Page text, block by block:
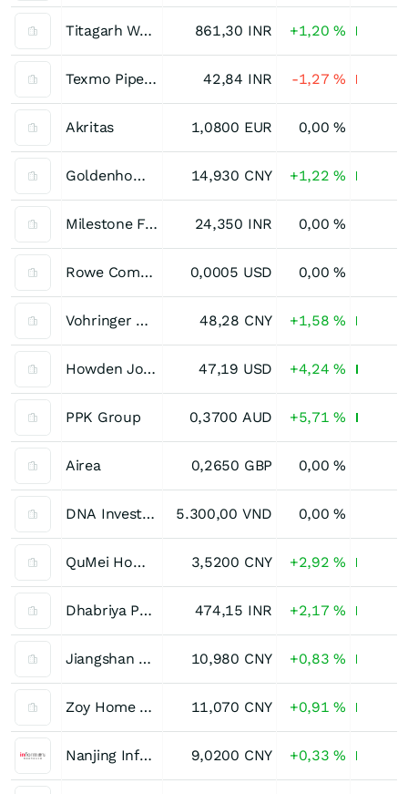
Titagarh Wagons 861,30 INR +1,20%
Texmo Pipes & Products 42,84 INR -1,27%
Akritas 1,0800 EUR 0,00%
Goldenhome Living Ltd. Registered (A) 14,930 CNY +1,22%
Milestone Furniture 24,350 INR 0,00%
Rowe Companies 0,0005 USD 0,00%
Vohringer Home Technology Ltd. Registered (A) 48,28 CNY +1,58%
Howden Joinery Group 47,19 USD +4,24%
PPK Group 0,3700 AUD +5,71%
Airea 0,2650 GBP 0,00%
DNA Investment Joint Stock Company 5.300,00 VND 0,00%
QuMei Home Furnishings Group (A) 3,5200 CNY +2,92%
Dhabriya Polywood 474,15 INR +2,17%
Jiangshan Oupai Door Industry Registered (A) 10,980 CNY +0,83%
Zoy Home Furnishing Ltd. Registered (A) 11,070 CNY +0,91%
Nanjing Inform Storage Equipment (Group) Registered (A) 9,0200 CNY +0,33%